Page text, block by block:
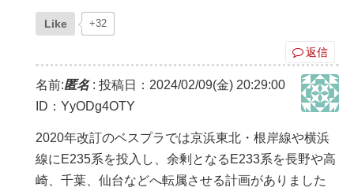
Like +32
返信
名前:匿名: 投稿日：2024/02/09(金) 20:29:00
ID：YyODg4OTY
2020年改訂のベスプラでは京浜東北・根岸線や横浜
線にE235系を投入し、余剰となるE233系を長野や高
崎、千葉、仙台などへ転属させる計画がありました